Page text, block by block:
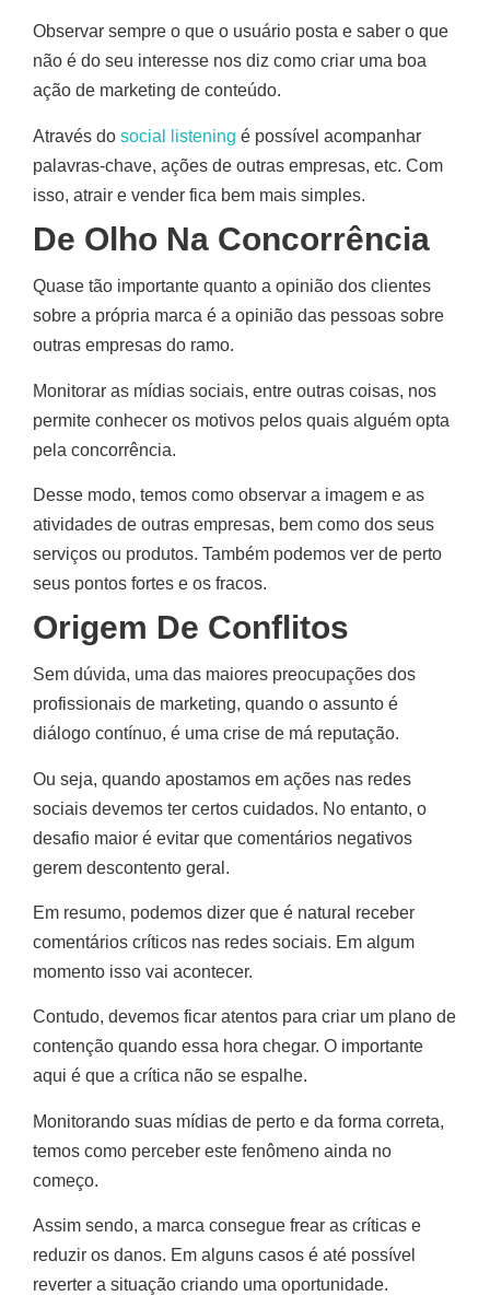
Observar sempre o que o usuário posta e saber o que
não é do seu interesse nos diz como criar uma boa
ação de marketing de conteúdo.
Através do social listening é possível acompanhar
palavras-chave, ações de outras empresas, etc. Com
isso, atrair e vender fica bem mais simples.
De Olho Na Concorrência
Quase tão importante quanto a opinião dos clientes
sobre a própria marca é a opinião das pessoas sobre
outras empresas do ramo.
Monitorar as mídias sociais, entre outras coisas, nos
permite conhecer os motivos pelos quais alguém opta
pela concorrência.
Desse modo, temos como observar a imagem e as
atividades de outras empresas, bem como dos seus
serviços ou produtos. Também podemos ver de perto
seus pontos fortes e os fracos.
Origem De Conflitos
Sem dúvida, uma das maiores preocupações dos
profissionais de marketing, quando o assunto é
diálogo contínuo, é uma crise de má reputação.
Ou seja, quando apostamos em ações nas redes
sociais devemos ter certos cuidados. No entanto, o
desafio maior é evitar que comentários negativos
gerem descontento geral.
Em resumo, podemos dizer que é natural receber
comentários críticos nas redes sociais. Em algum
momento isso vai acontecer.
Contudo, devemos ficar atentos para criar um plano de
contenção quando essa hora chegar. O importante
aqui é que a crítica não se espalhe.
Monitorando suas mídias de perto e da forma correta,
temos como perceber este fenômeno ainda no
começo.
Assim sendo, a marca consegue frear as críticas e
reduzir os danos. Em alguns casos é até possível
reverter a situação criando uma oportunidade.